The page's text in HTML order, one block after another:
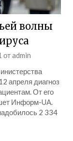
волны
отadmin
апреля диагноз
От его
Информ-UA.
2 334